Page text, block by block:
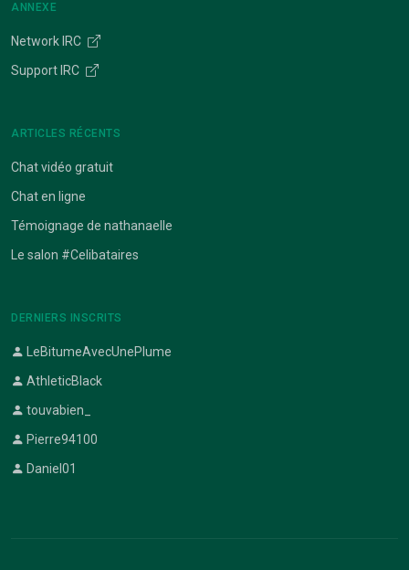
ANNEXE
Network IRC
Support IRC
ARTICLES RÉCENTS
Chat vidéo gratuit
Chat en ligne
Témoignage de nathanaelle
Le salon #Celibataires
DERNIERS INSCRITS
LeBitumeAvecUnePlume
AthleticBlack
touvabien_
Pierre94100
Daniel01